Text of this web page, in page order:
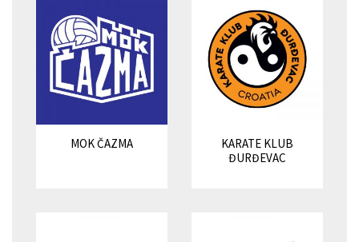
MOK ČAZMA
KARATE KLUB
ĐURĐEVAC